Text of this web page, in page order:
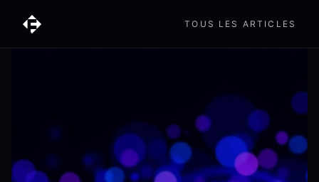
TOUS LES ARTICLES